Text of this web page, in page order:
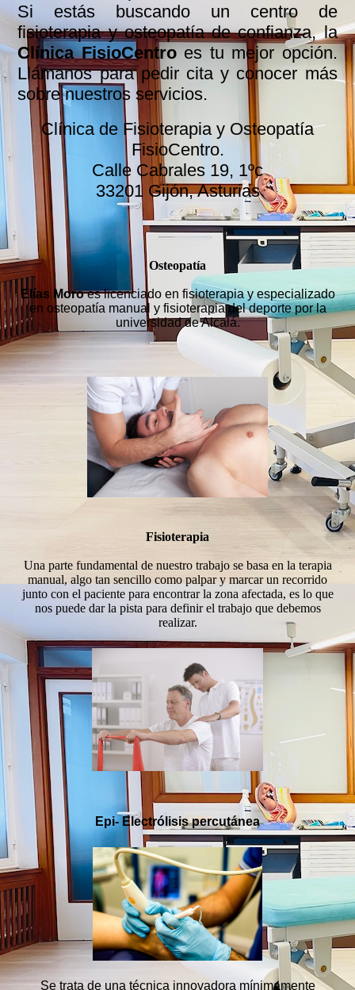
Si estás buscando un centro de
fisioterapia y osteopatía de confianza, la
Clínica FisioCentroes tu mejor opción.
Llámanos para pedir cita y conocer más
sobre nuestros servicios.
Clínica de Fisioterapia y Osteopatía
FisioCentro.
Calle Cabrales 19, 1ºc
33201 Gijón, Asturias
Osteopatía
Elías Moroes licenciado en fisioterapia y especializado
en osteopatía manual y fisioterapia del deporte por la
universidad de Alcalá.
Fisioterapia
Una parte fundamental de nuestro trabajo se basa en la terapia
manual, algo tan sencillo como palpar y marcar un recorrido
junto con el paciente para encontrar la zona afectada, es lo que
nos puede dar la pista para definir el trabajo que debemos
realizar.
Epi- Electrólisis percutánea
Se trata de una técnica innovadora mínimamente